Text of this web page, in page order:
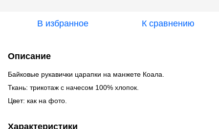
В избранное К сравнению
Описание
Байковые рукавички царапки на манжете Коала.
Ткань: трикотаж с начесом 100% хлопок.
Цвет: как на фото.
Характеристики